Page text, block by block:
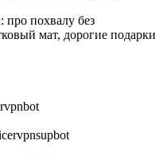
про похвалу без
мат, дорогие подарки